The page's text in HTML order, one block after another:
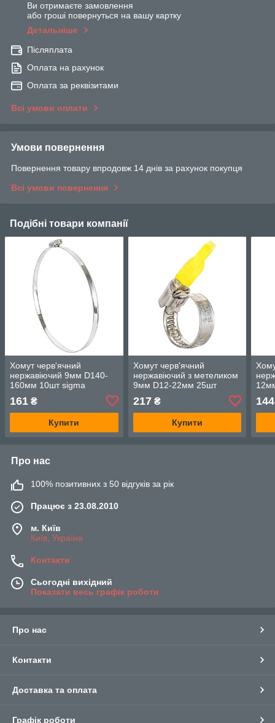
Ви отримаєте замовлення
або гроші повернуться на вашу картку
Детальніше
Післяплата
Оплата на рахунок
Оплата за реквізитами
Всі умови оплати
Умови повернення
Повернення товару впродовж 14 днів за рахунок покупця
Всі умови повернення
Подібні товари компанії
Хомут черв'ячний
нержавіючий 9мм D140-
160мм 10шт sigma
161 ₴
Купити
Хомут черв'ячний
нержавіючий з метеликом
9мм D12-22мм 25шт
217₴
Купити
144
Про нас
100% позитивних з 50 відгуків за рік
Працює з 23.08.2010
м. Київ
Київ, Україна
Контакти
Сьогодні вихідний
Показати весь графік роботи
Про нас
Контакти
Доставка та оплата
Графік роботи